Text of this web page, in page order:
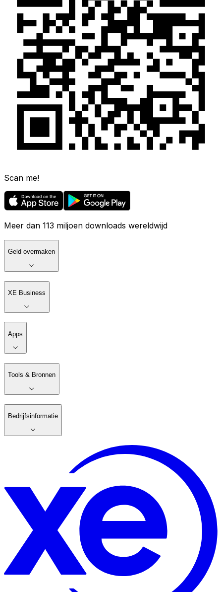
Scan me!
Meer dan 113 miljoen downloads wereldwijd
Geld overmaken
XE Business
Apps
Tools & Bronnen
Bedrijfsinformatie